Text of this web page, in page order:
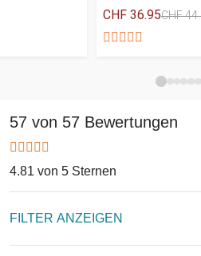
und zwei Seitenschlaufen
robust! Der Knaller für jede Grillfeier!
CHF 36.95CHF
57 von 57 Bewertungen
4.81 von 5 Sternen
FILTER ANZEIGEN